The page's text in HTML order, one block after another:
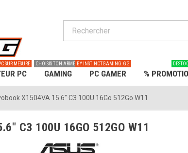
PC
SUR MESURE
GAMING
CHOISIS TON ARME
PC GAMER
BY INSTINCTGAMING.GG
%
X1504VA 15.6" C3 100U 16Go 512Go W11
C3 100U 16GO 512GO W11